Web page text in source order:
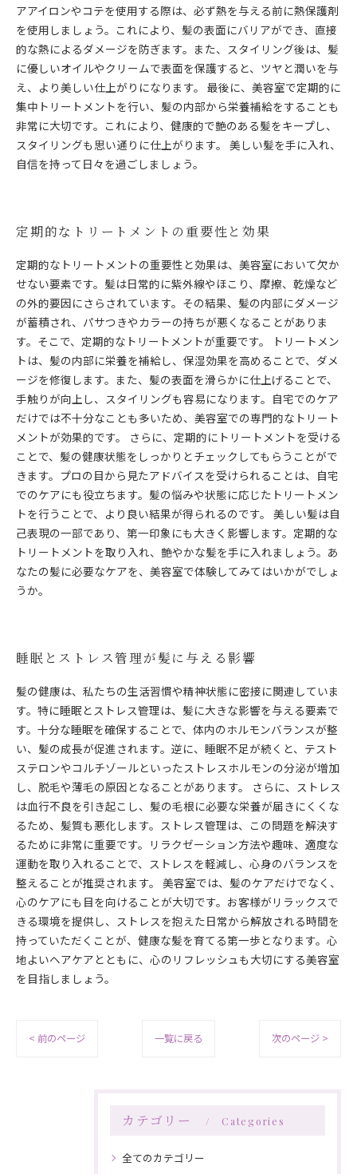
アアイロンやコテを使用する際は、必ず熱を与える前に熱保護剤
を使用しましょう。これにより、髪の表面にバリアができ、直接
的な熱によるダメージを防ぎます。また、スタイリング後は、髪
に優しいオイルやクリームで表面を保護すると、ツヤと潤いを与
え、より美しい仕上がりになります。 最後に、美容室で定期的に
集中トリートメントを行い、髪の内部から栄養補給をすることも
非常に大切です。これにより、健康的で艶のある髪をキープし、
スタイリングも思い通りに仕上がります。 美しい髪を手に入れ、
自信を持って日々を過ごしましょう。
定期的なトリートメントの重要性と効果
定期的なトリートメントの重要性と効果は、美容室において欠か
せない要素です。髪は日常的に紫外線やほこり、摩擦、乾燥など
の外的要因にさらされています。その結果、髪の内部にダメージ
が蓄積され、パサつきやカラーの持ちが悪くなることがありま
す。そこで、定期的なトリートメントが重要です。 トリートメン
トは、髪の内部に栄養を補給し、保湿効果を高めることで、ダメ
ージを修復します。また、髪の表面を滑らかに仕上げることで、
手触りが向上し、スタイリングも容易になります。自宅でのケア
だけでは不十分なことも多いため、美容室での専門的なトリート
メントが効果的です。 さらに、定期的にトリートメントを受ける
ことで、髪の健康状態をしっかりとチェックしてもらうことがで
きます。プロの目から見たアドバイスを受けられることは、自宅
でのケアにも役立ちます。髪の悩みや状態に応じたトリートメン
トを行うことで、より良い結果が得られるのです。 美しい髪は自
己表現の一部であり、第一印象にも大きく影響します。定期的な
トリートメントを取り入れ、艶やかな髪を手に入れましょう。あ
なたの髪に必要なケアを、美容室で体験してみてはいかがでしょ
うか。
睡眠とストレス管理が髪に与える影響
髪の健康は、私たちの生活習慣や精神状態に密接に関連していま
す。特に睡眠とストレス管理は、髪に大きな影響を与える要素で
す。十分な睡眠を確保することで、体内のホルモンバランスが整
い、髪の成長が促進されます。逆に、睡眠不足が続くと、テスト
ステロンやコルチゾールといったストレスホルモンの分泌が増加
し、脱毛や薄毛の原因となることがあります。 さらに、ストレス
は血行不良を引き起こし、髪の毛根に必要な栄養が届きにくくな
るため、髪質も悪化します。ストレス管理は、この問題を解決す
るために非常に重要です。リラクゼーション方法や趣味、適度な
運動を取り入れることで、ストレスを軽減し、心身のバランスを
整えることが推奨されます。 美容室では、髪のケアだけでなく、
心のケアにも目を向けることが大切です。お客様がリラックスで
きる環境を提供し、ストレスを抱えた日常から解放される時間を
持っていただくことが、健康な髪を育てる第一歩となります。心
地よいヘアケアとともに、心のリフレッシュも大切にする美容室
を目指しましょう。
< 前のページ 一覧に戻る 次のページ >
カテゴリー Categories
全てのカテゴリー